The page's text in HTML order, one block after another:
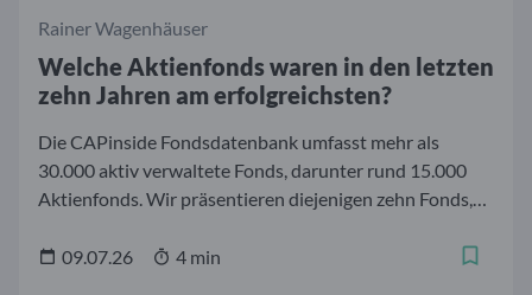
Rainer Wagenhäuser
Welche Aktienfonds waren in den letzten
zehn Jahren am erfolgreichsten?
Die CAPinside Fondsdatenbank umfasst mehr als
30.000 aktiv verwaltete Fonds, darunter rund 15.000
Aktienfonds. Wir präsentieren diejenigen zehn Fonds,
Wertentwicklung aufweisen.
09.07.26 4 min